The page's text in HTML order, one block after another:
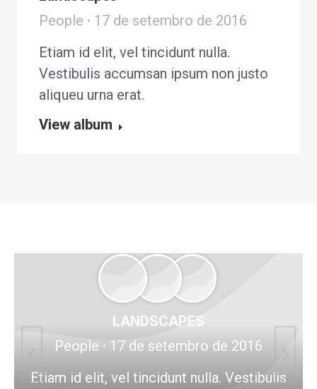
People
17 de setembro de 2016
Etiam id elit, vel tincidunt nulla.
Vestibulis accumsan ipsum non justo
aliqueu urna erat.
View album
LANDSCAPES
People
17 de setembro de 2016
Etiam id elit, vel tincidunt nulla. Vestibulis